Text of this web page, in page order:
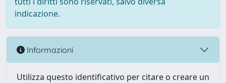
indicazione.
Informazioni
Utilizza questo identificativo per citare o creare un